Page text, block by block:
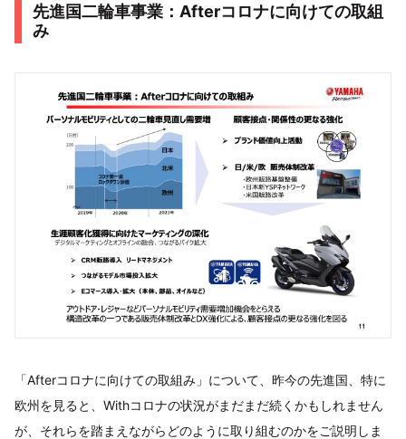
先進国二輪車事業：Afterコロナに向けての取組
み
「Afterコロナに向けての取組み」について、昨今の先進国、特に
欧州を見ると、Withコロナの状況がまだまだ続くかもしれません
が、それらを踏まえながらどのように取り組むのかをご説明しま